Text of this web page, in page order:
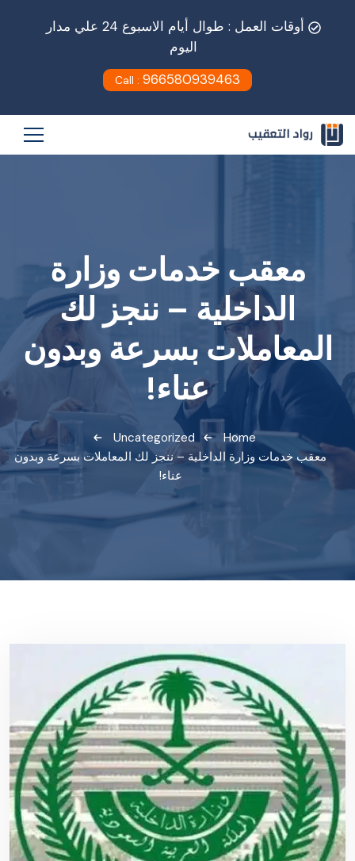
أوقات العمل : طوال أيام الاسبوع 24 علي مدار
اليوم
Call : 966580939463
معقب خدمات وزارة
الداخلية – ننجز لك
المعاملات بسرعة وبدون
عناء!
Home
Uncategorized
معقب خدمات وزارة الداخلية – ننجز لك المعاملات بسرعة وبدون
عناء!